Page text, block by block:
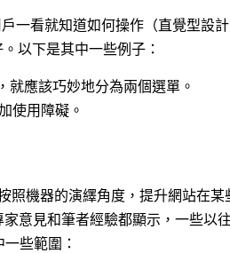
一看就知道如何操作（直覺型設計
以下是其中一些例子：
就應該巧妙地分為兩個選單。
使用障礙。
照機器的演繹角度，提升網站在某
意見和筆者經驗都顯示，一些以
些範圍：